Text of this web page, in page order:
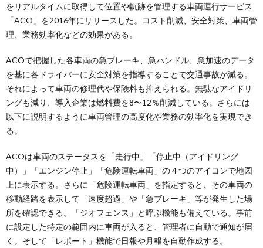
をリアルタイムに取得して位置や軌跡を管理する車両運行サービス
「ACO」を2016年にリリースした。コスト削減、安全対策、車両管
理、業務効率化などの効果がある。
ACOで把握した各車両の急ブレーキ、急ハンドル、急加速のデータ
を基に各ドライバーに安全対策を指導することで交通事故が減る。
それによって車両の修理代や保険料も抑えられる。無駄なアイドリ
ングも減り、導入企業は燃料費を8〜12％削減している。さらには
以下に説明するように車両管理の高度化や業務の効率化を実現でき
る。
ACOは車両のステータスを「走行中」「停止中（アイドリング
中）」「エンジン停止」「危険運転車両」の４つのアイコンで地図
上に表示する。さらに「危険運転車両」を指定すると、その車両の
移動経路を表示して「速度超過」や「急ブレーキ」等が発生した場
所を確認できる。「ジオフェンス」と呼ぶ機能も備えている。事前
に設定した特定の範囲内に車両が入ると、管理者に自動で通知が届
く。そして「レポート」機能で日報や月報を自動作成する。